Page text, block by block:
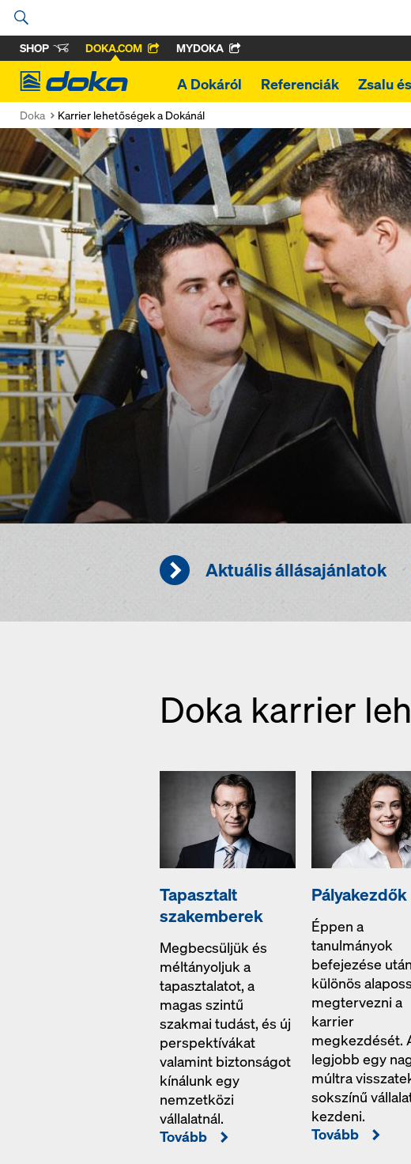
SHOP DOKA.COM MYDOKA
Doka
A Dokáról Referenciák Zsalu
Doka Karrier lehetőségek a Dokánál
Aktuális állásajánlatok
Doka karrier
Tapasztalt
szakemberek
Megbecsüljük és
méltányoljuk a
tapasztalatot, a
magas szintű
szakmai tudást, és új
perspektívákat
valamint biztonságot
kínálunk egy
nemzetközi
vállalatnál.
Tovább
Pályakezdők
Éppen a
tanulmányok
befejezése
különös
megtervezni a
karrier
megkezdését.
legjobb egy
múltra
sokszínű
kezdeni.
Tovább